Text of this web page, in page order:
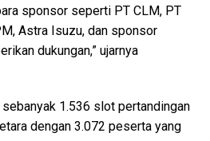
sponsor seperti PT CLM, PT
Astra Isuzu, dan sponsor
dukungan,” ujarnya
sebanyak 1.536 slot pertandingan
dengan 3.072 peserta yang